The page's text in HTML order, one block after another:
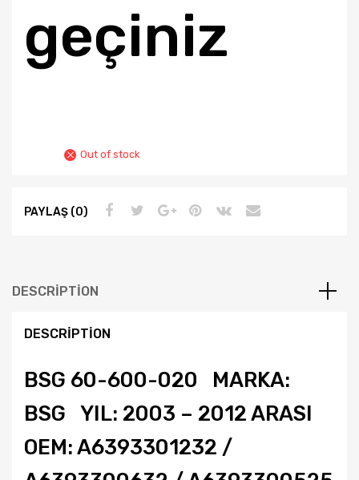
geçiniz
Out of stock
PAYLAŞ (0)
DESCRIPTION
DESCRIPTION
BSG 60-600-020 MARKA:
BSG YIL: 2003 – 2012 ARASI
OEM: A6393301232 /